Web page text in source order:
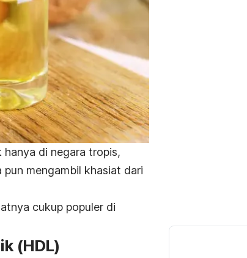
hanya di negara tropis,
mengambil khasiat dari
cukup populer di
(HDL)